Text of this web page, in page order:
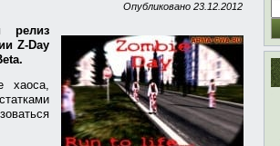
Опубликовано 23.12.2012
релиз
Z-Day
хаоса,